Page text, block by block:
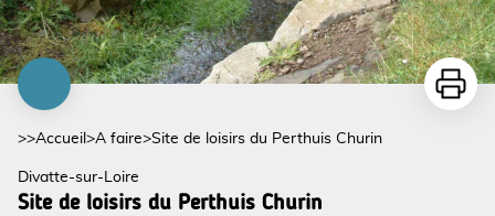
>>Accueil >A faire>Site de loisirs du Perthuis Churin
Divatte-sur-Loire
Site de loisirs du Perthuis Churin